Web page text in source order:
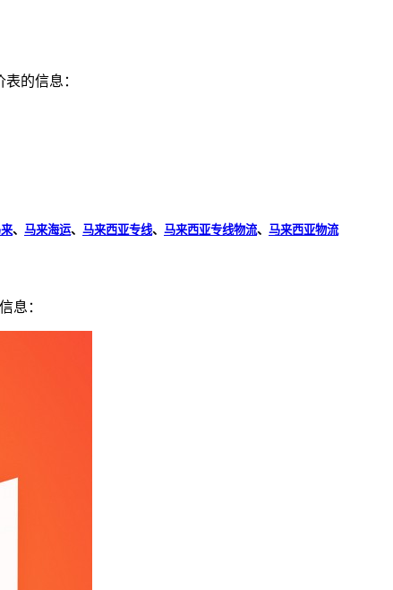
的信息：
、 马来海运、 马来西亚专线、 马来西亚专线物流、 马来西亚物流
息：